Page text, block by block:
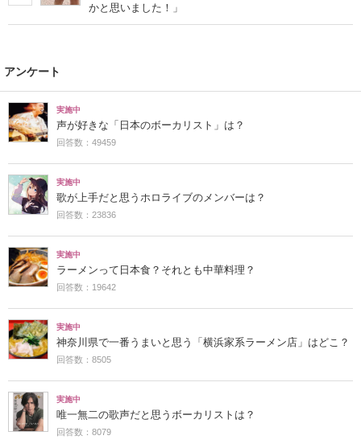
かと思いました！」
アンケート
実施中
声が好きな「日本のボーカリスト」は？
回答数：49459
実施中
歌が上手だと思うホロライブのメンバーは？
回答数：23836
実施中
ラーメンって日本食？それとも中華料理？
回答数：19642
実施中
神奈川県で一番うまいと思う「横浜家系ラーメン店」はどこ？
回答数：8505
実施中
唯一無二の歌声だと思うボーカリストは？
回答数：8079